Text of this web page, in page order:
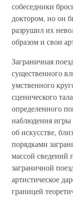
собеседники
доктором, но он
разрушил их
образом и свои
Заграничная
существенного
умственного
сценического
определенного
наблюдения игры
об искусстве,
порядками
массой сведений
заграничной
артистическое
границей